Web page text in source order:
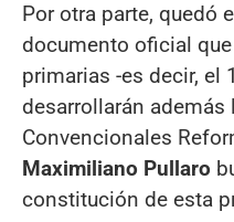
Por otra parte, quedó
documento oficial
primarias -es decir, el
desarrollarán
Convencionales
Maximiliano Pullaro
constitución de esta